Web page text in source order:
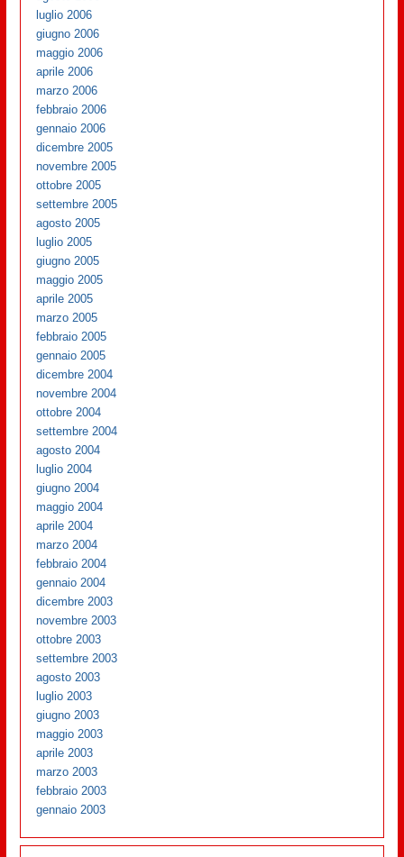
luglio 2006
giugno 2006
maggio 2006
aprile 2006
marzo 2006
febbraio 2006
gennaio 2006
dicembre 2005
novembre 2005
ottobre 2005
settembre 2005
agosto 2005
luglio 2005
giugno 2005
maggio 2005
aprile 2005
marzo 2005
febbraio 2005
gennaio 2005
dicembre 2004
novembre 2004
ottobre 2004
settembre 2004
agosto 2004
luglio 2004
giugno 2004
maggio 2004
aprile 2004
marzo 2004
febbraio 2004
gennaio 2004
dicembre 2003
novembre 2003
ottobre 2003
settembre 2003
agosto 2003
luglio 2003
giugno 2003
maggio 2003
aprile 2003
marzo 2003
febbraio 2003
gennaio 2003